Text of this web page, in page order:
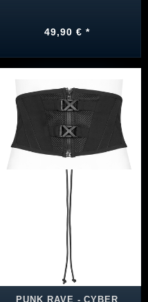
49,90 € *
PUNK RAVE - CYBER